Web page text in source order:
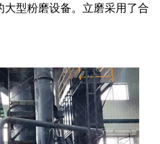
大型粉磨设备。立磨采用了合